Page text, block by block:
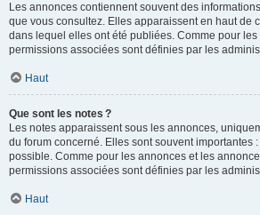
Les annonces contiennent souvent des
que vous consultez. Elles apparaissent en haut de
dans lequel elles ont été publiées. Comme pour
permissions associées sont définies par les
Haut
Que sont les notes ?
Les notes apparaissent sous les annonces,
du forum concerné. Elles sont souvent importantes
possible. Comme pour les annonces et les
permissions associées sont définies par les
Haut